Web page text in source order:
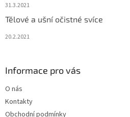
31.3.2021
Tělové a ušní očistné svíce
20.2.2021
Informace pro vás
O nás
Kontakty
Obchodní podmínky